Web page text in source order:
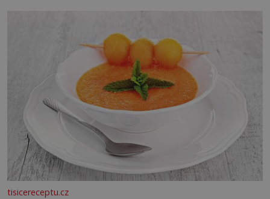
tisicereceptu.cz